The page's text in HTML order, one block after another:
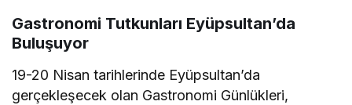
Gastronomi Tutkunları Eyüpsultan’da
Buluşuyor
19-20 Nisan tarihlerinde Eyüpsultan’da
gerçekleşecek olan Gastronomi Günlükleri,